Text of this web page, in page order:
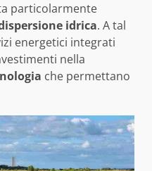
particolarmente
idrica. A tal
energetici integrati
nella
che permettano